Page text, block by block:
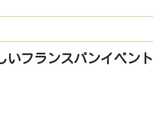
いフランスパンイベント